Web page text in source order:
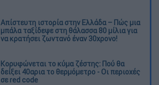
Απίστευτη ιστορία στην Ελλάδα – Πώς μια
μπάλα ταξίδεψε στη θάλασσα 80 μίλια για
να κρατήσει ζωντανό έναν 30χρονο!
Κορυφώνεται το κύμα ζέστης: Πού θα
δείξει 40αρια το θερμόμετρο - Οι περιοχές
σε red code